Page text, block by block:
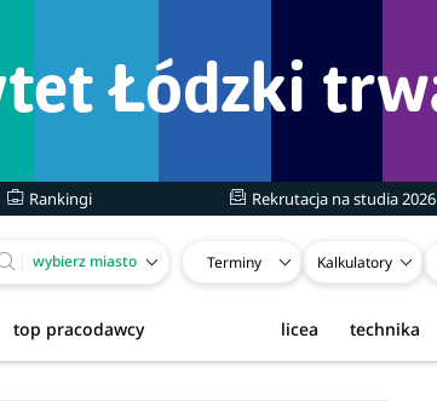
Rankingi Rekrutacja na studia 2026
wybierz miasto Terminy Kalkulatory
top pracodawcy technika
licea